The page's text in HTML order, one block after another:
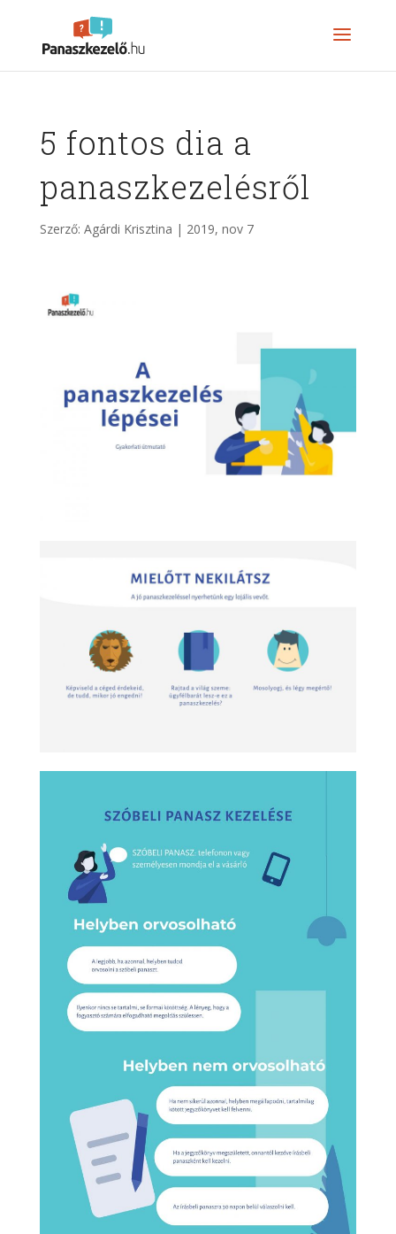
5 fontos dia a
panaszkezelésről
Szerző: Agárdi Krisztina | 2019, nov 7